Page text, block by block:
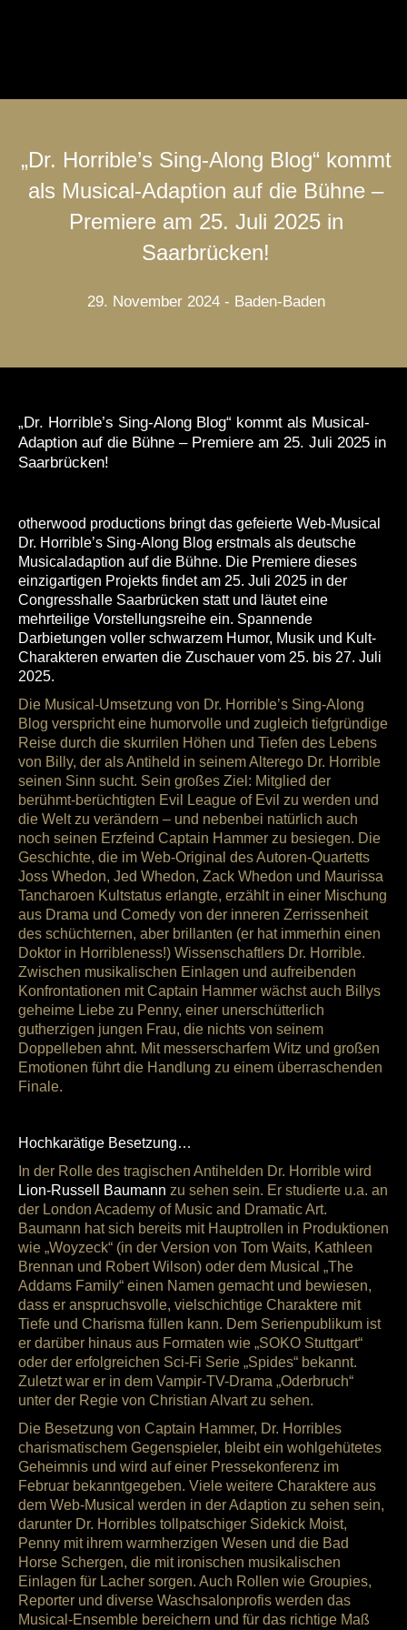
„Dr. Horrible’s Sing-Along Blog“ kommt
als Musical-Adaption auf die Bühne –
Premiere am 25. Juli 2025 in
Saarbrücken!
29. November 2024 - Baden-Baden
„Dr. Horrible’s Sing-Along Blog“ kommt als Musical-
Adaption auf die Bühne – Premiere am 25. Juli 2025 in
Saarbrücken!
otherwood productions bringt das gefeierte Web-Musical
Dr. Horrible’s Sing-Along Blog erstmals als deutsche
Musicaladaption auf die Bühne. Die Premiere dieses
einzigartigen Projekts findet am 25. Juli 2025 in der
Congresshalle Saarbrücken statt und läutet eine
mehrteilige Vorstellungsreihe ein. Spannende
Darbietungen voller schwarzem Humor, Musik und Kult-
Charakteren erwarten die Zuschauer vom 25. bis 27. Juli
2025.
Die Musical-Umsetzung von Dr. Horrible’s Sing-Along
Blog verspricht eine humorvolle und zugleich tiefgründige
Reise durch die skurrilen Höhen und Tiefen des Lebens
von Billy, der als Antiheld in seinem Alterego Dr. Horrible
seinen Sinn sucht. Sein großes Ziel: Mitglied der
berühmt-berüchtigten Evil League of Evil zu werden und
die Welt zu verändern – und nebenbei natürlich auch
noch seinen Erzfeind Captain Hammer zu besiegen. Die
Geschichte, die im Web-Original des Autoren-Quartetts
Joss Whedon, Jed Whedon, Zack Whedon und Maurissa
Tancharoen Kultstatus erlangte, erzählt in einer Mischung
aus Drama und Comedy von der inneren Zerrissenheit
des schüchternen, aber brillanten (er hat immerhin einen
Doktor in Horribleness!) Wissenschaftlers Dr. Horrible.
Zwischen musikalischen Einlagen und aufreibenden
Konfrontationen mit Captain Hammer wächst auch Billys
geheime Liebe zu Penny, einer unerschütterlich
gutherzigen jungen Frau, die nichts von seinem
Doppelleben ahnt. Mit messerscharfem Witz und großen
Emotionen führt die Handlung zu einem überraschenden
Finale.
Hochkarätige Besetzung…
In der Rolle des tragischen Antihelden Dr. Horrible wird
Lion-Russell Baumann zu sehen sein. Er studierte u.a. an
der London Academy of Music and Dramatic Art.
Baumann hat sich bereits mit Hauptrollen in Produktionen
wie „Woyzeck“ (in der Version von Tom Waits, Kathleen
Brennan und Robert Wilson) oder dem Musical „The
Addams Family“ einen Namen gemacht und bewiesen,
dass er anspruchsvolle, vielschichtige Charaktere mit
Tiefe und Charisma füllen kann. Dem Serienpublikum ist
er darüber hinaus aus Formaten wie „SOKO Stuttgart“
oder der erfolgreichen Sci-Fi Serie „Spides“ bekannt.
Zuletzt war er in dem Vampir-TV-Drama „Oderbruch“
unter der Regie von Christian Alvart zu sehen.
Die Besetzung von Captain Hammer, Dr. Horribles
charismatischem Gegenspieler, bleibt ein wohlgehütetes
Geheimnis und wird auf einer Pressekonferenz im
Februar bekanntgegeben. Viele weitere Charaktere aus
dem Web-Musical werden in der Adaption zu sehen sein,
darunter Dr. Horribles tollpatschiger Sidekick Moist,
Penny mit ihrem warmherzigen Wesen und die Bad
Horse Schergen, die mit ironischen musikalischen
Einlagen für Lacher sorgen. Auch Rollen wie Groupies,
Reporter und diverse Waschsalonprofis werden das
Musical-Ensemble bereichern und für das richtige Maß